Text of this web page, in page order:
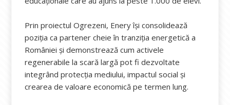
Prin proiectul Ogrezeni, Enery își consolidează
poziția ca partener cheie în tranziția energetică a
României și demonstrează cum activele
regenerabile la scară largă pot fi dezvoltate
integrând protecția mediului, impactul social și
crearea de valoare economică pe termen lung.